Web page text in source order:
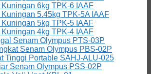
6kg TPK-6 IAAF
5.45kg TPK-5A IAAF
5kg TPK-5 IAAF
4kg TPK-4 IAAF
Senam Olympus PTS-03P
Senam Olympus PBS-02P
Tinggi Portable SAHJ-ALU-025
Senam Olympus PSS-02P